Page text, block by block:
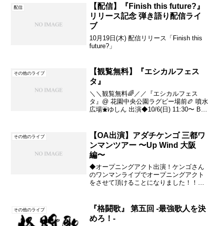
配信
【配信】『Finish this future?』
リリース記念 弾き語り配信ライ
ブ
10月19日(木) 配信リリース「Finish this
future?」
その他のライブ
【観覧無料】『エシカルフェス
タ』
＼＼観覧無料🌈／／『エシカルフェス
タ』@ 花園中央公園ラグビー場前🏉 噴水
広場⛲️ゆしん 出演◆10/6(日) 11:30〜 Bst.
さん🎻どんちゃん🎹コデラユウ...
その他のライブ
【OA出演】アダチケンゴ 三都ワ
ンマンツアー 〜Up Wind 大阪
編〜
◆オープニングアクト出演！ケンゴさん
のワンマンライブでオープニングアクト
をさせて頂けることになりました！！ア
open／16:00 start(終...
その他のライブ
『格闘歌』 第五回 -最強歌人を決
めろ！-